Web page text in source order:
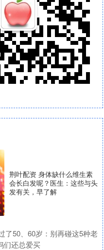
荆叶配资 身体缺什么维生素
会长白发呢？医生：这些与头
发有关，早了解
了50、60岁：别再碰这5种老
们还总爱买